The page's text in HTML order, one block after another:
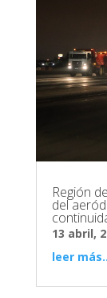
Región
del
13 abril,
leer